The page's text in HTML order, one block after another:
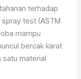
terhadap
test (ASTM
mampu
bercak karat
satu material